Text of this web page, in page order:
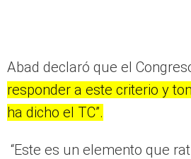
Abad declaró que el
responder a este criterio y
ha dicho el TC”.
“Este es un elemento que